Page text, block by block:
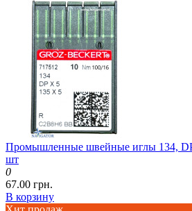
Промышленные швейные иглы 134,
шт
0
67.00 грн.
В корзину